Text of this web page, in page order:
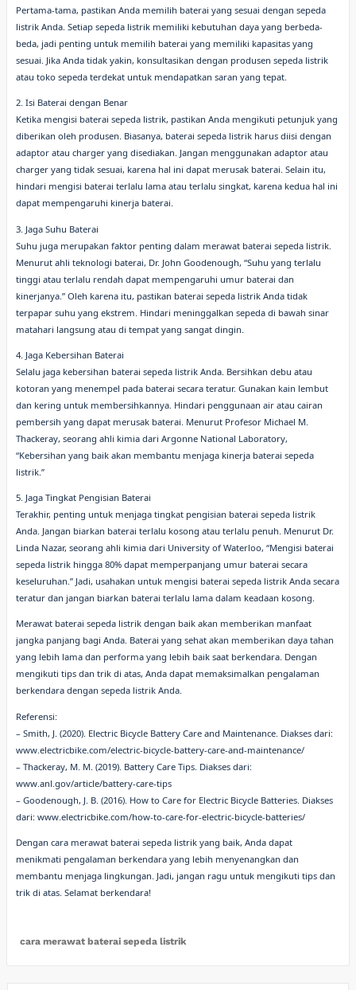
Pertama-tama, pastikan Anda memilih baterai yang sesuai dengan sepeda
listrik Anda. Setiap sepeda listrik memiliki kebutuhan daya yang berbeda-
beda, jadi penting untuk memilih baterai yang memiliki kapasitas yang
sesuai. Jika Anda tidak yakin, konsultasikan dengan produsen sepeda listrik
atau toko sepeda terdekat untuk mendapatkan saran yang tepat.
2. Isi Baterai dengan Benar
Ketika mengisi baterai sepeda listrik, pastikan Anda mengikuti petunjuk yang
diberikan oleh produsen. Biasanya, baterai sepeda listrik harus diisi dengan
adaptor atau charger yang disediakan. Jangan menggunakan adaptor atau
charger yang tidak sesuai, karena hal ini dapat merusak baterai. Selain itu,
hindari mengisi baterai terlalu lama atau terlalu singkat, karena kedua hal ini
dapat mempengaruhi kinerja baterai.
3. Jaga Suhu Baterai
Suhu juga merupakan faktor penting dalam merawat baterai sepeda listrik.
Menurut ahli teknologi baterai, Dr. John Goodenough, “Suhu yang terlalu
tinggi atau terlalu rendah dapat mempengaruhi umur baterai dan
kinerjanya.” Oleh karena itu, pastikan baterai sepeda listrik Anda tidak
terpapar suhu yang ekstrem. Hindari meninggalkan sepeda di bawah sinar
matahari langsung atau di tempat yang sangat dingin.
4. Jaga Kebersihan Baterai
Selalu jaga kebersihan baterai sepeda listrik Anda. Bersihkan debu atau
kotoran yang menempel pada baterai secara teratur. Gunakan kain lembut
dan kering untuk membersihkannya. Hindari penggunaan air atau cairan
pembersih yang dapat merusak baterai. Menurut Profesor Michael M.
Thackeray, seorang ahli kimia dari Argonne National Laboratory,
“Kebersihan yang baik akan membantu menjaga kinerja baterai sepeda
listrik.”
5. Jaga Tingkat Pengisian Baterai
Terakhir, penting untuk menjaga tingkat pengisian baterai sepeda listrik
Anda. Jangan biarkan baterai terlalu kosong atau terlalu penuh. Menurut Dr.
Linda Nazar, seorang ahli kimia dari University of Waterloo, “Mengisi baterai
sepeda listrik hingga 80% dapat memperpanjang umur baterai secara
keseluruhan.” Jadi, usahakan untuk mengisi baterai sepeda listrik Anda secara
teratur dan jangan biarkan baterai terlalu lama dalam keadaan kosong.
Merawat baterai sepeda listrik dengan baik akan memberikan manfaat
jangka panjang bagi Anda. Baterai yang sehat akan memberikan daya tahan
yang lebih lama dan performa yang lebih baik saat berkendara. Dengan
mengikuti tips dan trik di atas, Anda dapat memaksimalkan pengalaman
berkendara dengan sepeda listrik Anda.
Referensi:
– Smith, J. (2020). Electric Bicycle Battery Care and Maintenance. Diakses dari:
www.electricbike.com/electric-bicycle-battery-care-and-maintenance/
– Thackeray, M. M. (2019). Battery Care Tips. Diakses dari:
www.anl.gov/article/battery-care-tips
– Goodenough, J. B. (2016). How to Care for Electric Bicycle Batteries. Diakses
dari: www.electricbike.com/how-to-care-for-electric-bicycle-batteries/
Dengan cara merawat baterai sepeda listrik yang baik, Anda dapat
menikmati pengalaman berkendara yang lebih menyenangkan dan
membantu menjaga lingkungan. Jadi, jangan ragu untuk mengikuti tips dan
trik di atas. Selamat berkendara!
cara merawat baterai sepeda listrik